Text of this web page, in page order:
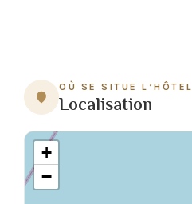
OÙ SE SITUE L’HÔTEL
Localisation
+
−